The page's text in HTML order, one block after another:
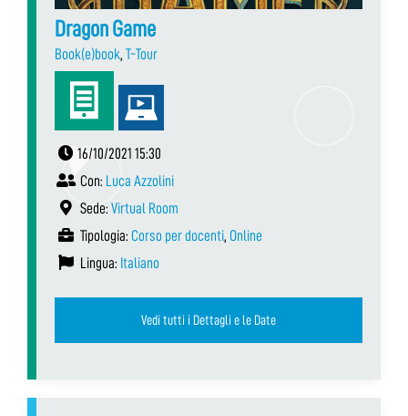
Dragon Game
Book(e)book, T-Tour
16/10/2021 15:30
Con: Luca Azzolini
Sede: Virtual Room
Tipologia: Corso per docenti, Online
Lingua: Italiano
Vedi tutti i Dettagli e le Date